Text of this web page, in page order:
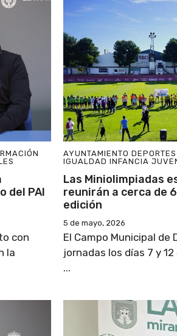
del PAI
con
la
AYUNTAMIENTO DEPORTES
IGUALDAD INFANCIA
Las Miniolimpiadas
reunirán a cerca de
edición
5 de mayo, 2026
El Campo Municipal de
jornadas los días 7 y
...